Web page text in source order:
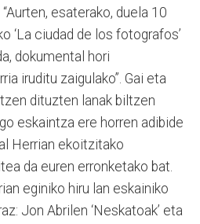
esaterako, duela 10
‘La ciudad de los fotografos’
dokumental hori
iruditu zaigulako”. Gai eta
dituzten lanak biltzen
eskaintza ere horren adibide
Herrian ekoitzitako
da euren erronketako bat.
eginiko hiru lan eskainiko
Jon Abrilen ‘Neskatoak’ eta